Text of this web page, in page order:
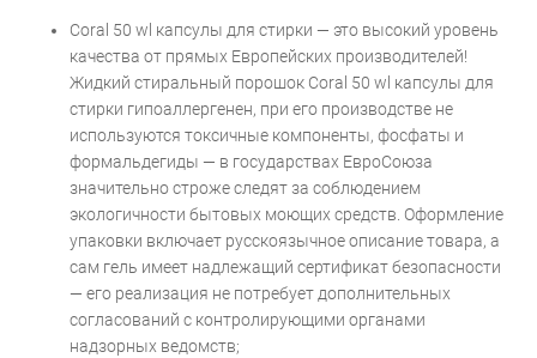
Coral 50 wl капсулы для стирки — это высокий уровень
качества от прямых Европейских производителей!
Жидкий стиральный порошок Coral 50 wl капсулы для
стирки гипоаллергенен, при его производстве не
используются токсичные компоненты, фосфаты и
формальдегиды — в государствах ЕвроСоюза
значительно строже следят за соблюдением
экологичности бытовых моющих средств. Оформление
упаковки включает русскоязычное описание товара, а
сам гель имеет надлежащий сертификат безопасности
— его реализация не потребует дополнительных
согласований с контролирующими органами
надзорных ведомств;